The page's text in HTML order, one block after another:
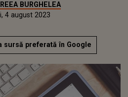
BURGHELEA
4 august 2023
sursă preferată în Google